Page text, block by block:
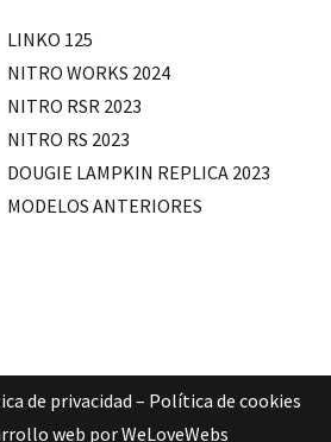
LINKO 125
NITRO WORKS 2024
NITRO RSR 2023
NITRO RS 2023
DOUGIE LAMPKIN REPLICA 2023
MODELOS ANTERIORES
de privacidad – Política de cookies
web porWeLoveWebs